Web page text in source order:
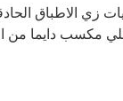
زي الاطباق
مكسب دايما من